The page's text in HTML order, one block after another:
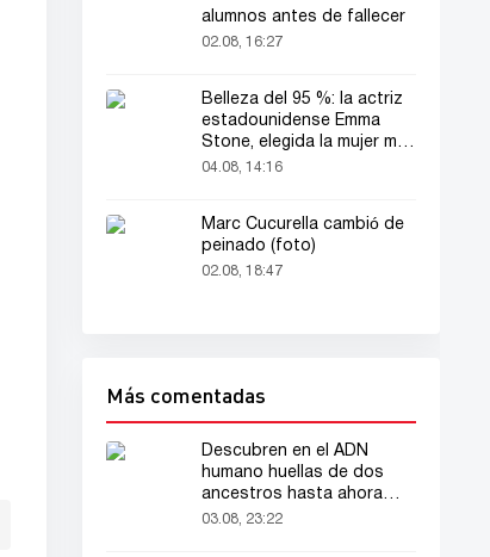
alumnos antes de fallecer
02.08, 16:27
Belleza del 95 %: la actriz
estadounidense Emma
Stone, elegida la mujer más
bella del mundo
04.08, 14:16
Marc Cucurella cambió de
peinado (foto)
02.08, 18:47
Más comentadas
Descubren en el ADN
humano huellas de dos
ancestros hasta ahora
desconocidos
03.08, 23:22